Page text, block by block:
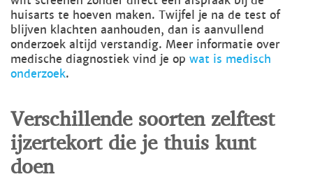
huisarts te hoeven maken. Twijfel je na de test of
blijven klachten aanhouden, dan is aanvullend
onderzoek altijd verstandig. Meer informatie over
medische diagnostiek vind je op wat is medisch
onderzoek.
Verschillende soorten zelftest
ijzertekort die je thuis kunt
doen